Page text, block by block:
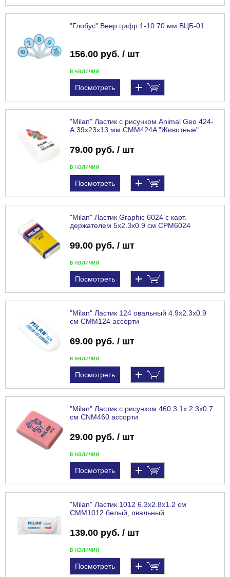
"Глобус" Веер цифр 1-10 70 мм ВЦБ-01
156.00 руб. / шт
в наличии
Посмотреть
"Milan" Ластик с рисунком Animal Geo 424-
А 39x23x13 мм CMM424A "Животные"
79.00 руб. / шт
в наличии
Посмотреть
"Milan" Ластик Graphic 6024 с карт.
держателем 5х2.3х0.9 см CPM6024
99.00 руб. / шт
в наличии
Посмотреть
"Milan" Ластик 124 овальный 4.9х2.3х0.9
см CMM124 ассорти
69.00 руб. / шт
в наличии
Посмотреть
"Milan" Ластик с рисунком 460 3.1х.2.3х0.7
см CNM460 ассорти
29.00 руб. / шт
в наличии
Посмотреть
"Milan" Ластик 1012 6.3х2.8х1.2 см
CMM1012 белый, овальный
139.00 руб. / шт
в наличии
Посмотреть